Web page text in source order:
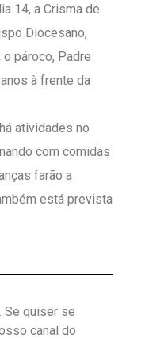
14, a Crisma de
Diocesano,
pároco, Padre
à frente da
atividades no
com comidas
farão a
está prevista
Se quiser se
canal do